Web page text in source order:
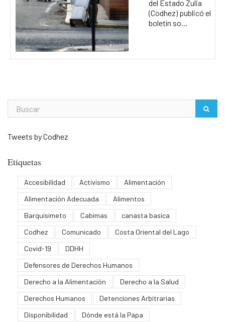
del Estado Zulia
(Codhez) publicó el
boletín so...
Tweets by Codhez
Etiquetas
Accesibilidad Activismo
Alimentación
Alimentación Adecuada
Alimentos
Barquisimeto
Cabimas
canasta basica
Codhez
Comunicado
Costa Oriental del Lago
Covid-19
DDHH
Defensores de Derechos Humanos
Derecho a la Alimentación
Derecho a la Salud
Derechos Humanos
Detenciones Arbitrarias
Disponibilidad
Dónde está la Papa